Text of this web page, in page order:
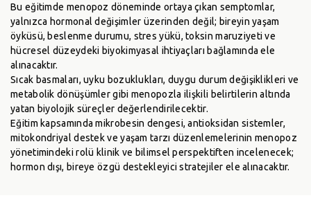
Bu eğitimde menopoz döneminde ortaya çıkan semptomlar,
yalnızca hormonal değişimler üzerinden değil; bireyin yaşam
öyküsü, beslenme durumu, stres yükü, toksin maruziyeti ve
hücresel düzeydeki biyokimyasal ihtiyaçları bağlamında ele
alınacaktır.
Sıcak basmaları, uyku bozuklukları, duygu durum değişiklikleri ve
metabolik dönüşümler gibi menopozla ilişkili belirtilerin altında
yatan biyolojik süreçler değerlendirilecektir.
Eğitim kapsamında mikrobesin dengesi, antioksidan sistemler,
mitokondriyal destek ve yaşam tarzı düzenlemelerinin menopoz
yönetimindeki rolü klinik ve bilimsel perspektiften incelenecek;
hormon dışı, bireye özgü destekleyici stratejiler ele alınacaktır.